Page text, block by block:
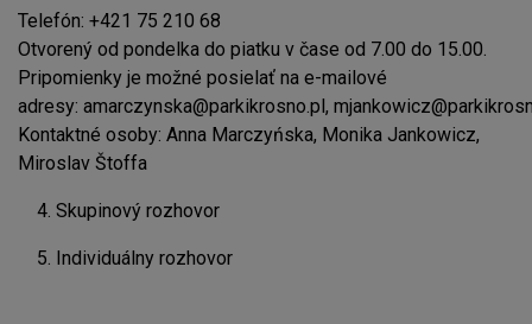
Telefón: +421 75 210 68
Otvorený od pondelka do piatku v čase od 7.00 do 15.00.
Pripomienky je možné posielať na e-mailové
adresy: amarczynska@parkikrosno.pl,
Kontaktné osoby: Anna Marczyńska, Monika Jankowicz,
Miroslav Štoffa
4. Skupinový rozhovor
5. Individuálny rozhovor